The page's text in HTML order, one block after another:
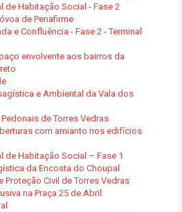
de Habitação Social - Fase 2
de Penafirme
e Confluência - Fase 2 - Terminal
envolvente aos bairros da
e Ambiental da Vala dos
de Torres Vedras
com amianto nos edifícios
de Habitação Social – Fase 1
da Encosta do Choupal
Proteção Civil de Torres Vedras
na Praça 25 de Abril